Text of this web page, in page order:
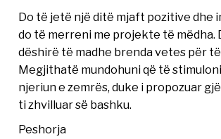
Do të jetë një ditë mjaft pozitive dhe
do të merreni me projekte të mëdha.
dëshirë të madhe brenda vetes për
Megjithatë mundohuni që të
njeriun e zemrës, duke i propozuar
ti zhvilluar së bashku.
Peshorja